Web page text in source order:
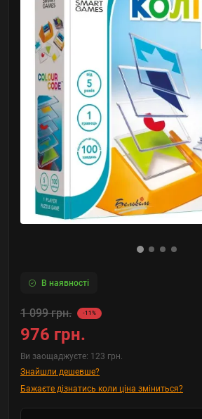
В наявності
1 099 грн. -11%
976 грн.
Ви заощаджуєте: 123 грн.
Знайшли дешевше?
Бажаєте дізнатись коли ціна зміниться?